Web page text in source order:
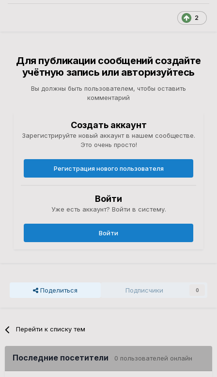
2
Для публикации сообщений создайте
учётную запись или авторизуйтесь
Вы должны быть пользователем, чтобы оставить
комментарий
Создать аккаунт
Зарегистрируйте новый аккаунт в нашем сообществе.
Это очень просто!
Регистрация нового пользователя
Войти
Уже есть аккаунт? Войти в систему.
Войти
Поделиться Подписчики 0
Перейти к списку тем
Последние посетители 0 пользователей онлайн